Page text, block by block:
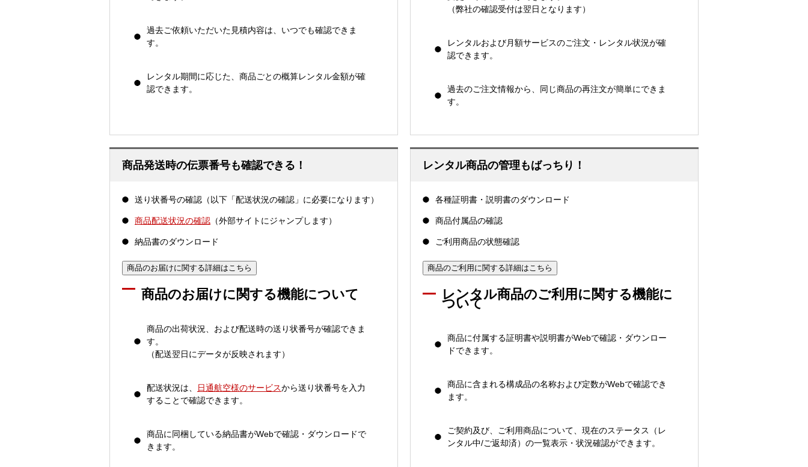
過去ご依頼いただいた見積内容は、いつでも確認できま
す。
レンタル期間に応じた、商品ごとの概算レンタル金額が確
認できます。
（弊社の確認受付は翌日となります）
レンタルおよび月額サービスのご注文・レンタル状況が確
認できます。
過去のご注文情報から、同じ商品の再注文が簡単にできま
す。
商品発送時の伝票番号も確認できる！
送り状番号の確認（以下「配送状況の確認」に必要になります）
商品配送状況の確認 （外部サイトにジャンプします）
納品書のダウンロード
商品のお届けに関する詳細はこちら
商品のお届けに関する機能について
商品の出荷状況、および配送時の送り状番号が確認できま
す。
（配送翌日にデータが反映されます）
配送状況は、 日通航空様のサービスから送り状番号を入力
することで確認できます。
商品に同梱している納品書がWebで確認・ダウンロードで
きます。
レンタル商品の管理もばっちり！
各種証明書・説明書のダウンロード
商品付属品の確認
ご利用商品の状態確認
商品のご利用に関する詳細はこちら
レンタル商品のご利用に関する機能に
ついて
商品に付属する証明書や説明書がWebで確認・ダウンロー
ドできます。
商品に含まれる構成品の名称および定数がWebで確認でき
ます。
ご契約及び、ご利用商品について、現在のステータス（レ
ンタル中/ご返却済）の一覧表示・状況確認ができます。